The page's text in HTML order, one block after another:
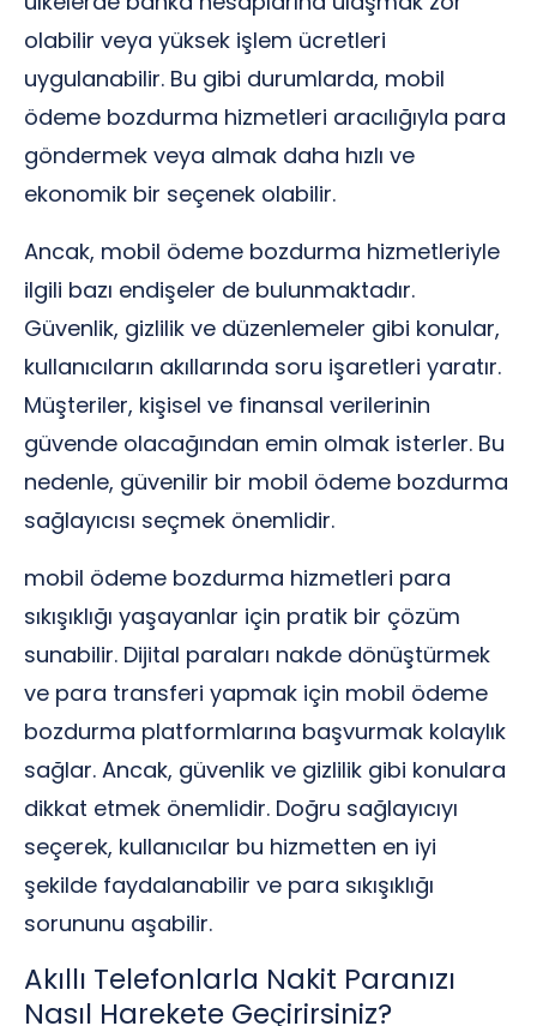
olabilir veya yüksek işlem ücretleri
uygulanabilir. Bu gibi durumlarda, mobil
ödeme bozdurma hizmetleri aracılığıyla para
göndermek veya almak daha hızlı ve
ekonomik bir seçenek olabilir.
Ancak, mobil ödeme bozdurma hizmetleriyle
ilgili bazı endişeler de bulunmaktadır.
Güvenlik, gizlilik ve düzenlemeler gibi konular,
kullanıcıların akıllarında soru işaretleri yaratır.
Müşteriler, kişisel ve finansal verilerinin
güvende olacağından emin olmak isterler. Bu
nedenle, güvenilir bir mobil ödeme bozdurma
sağlayıcısı seçmek önemlidir.
mobil ödeme bozdurma hizmetleri para
sıkışıklığı yaşayanlar için pratik bir çözüm
sunabilir. Dijital paraları nakde dönüştürmek
ve para transferi yapmak için mobil ödeme
bozdurma platformlarına başvurmak kolaylık
sağlar. Ancak, güvenlik ve gizlilik gibi konulara
dikkat etmek önemlidir. Doğru sağlayıcıyı
seçerek, kullanıcılar bu hizmetten en iyi
şekilde faydalanabilir ve para sıkışıklığı
sorununu aşabilir.
Akıllı Telefonlarla Nakit Paranızı
Nasıl Harekete Geçirirsiniz?